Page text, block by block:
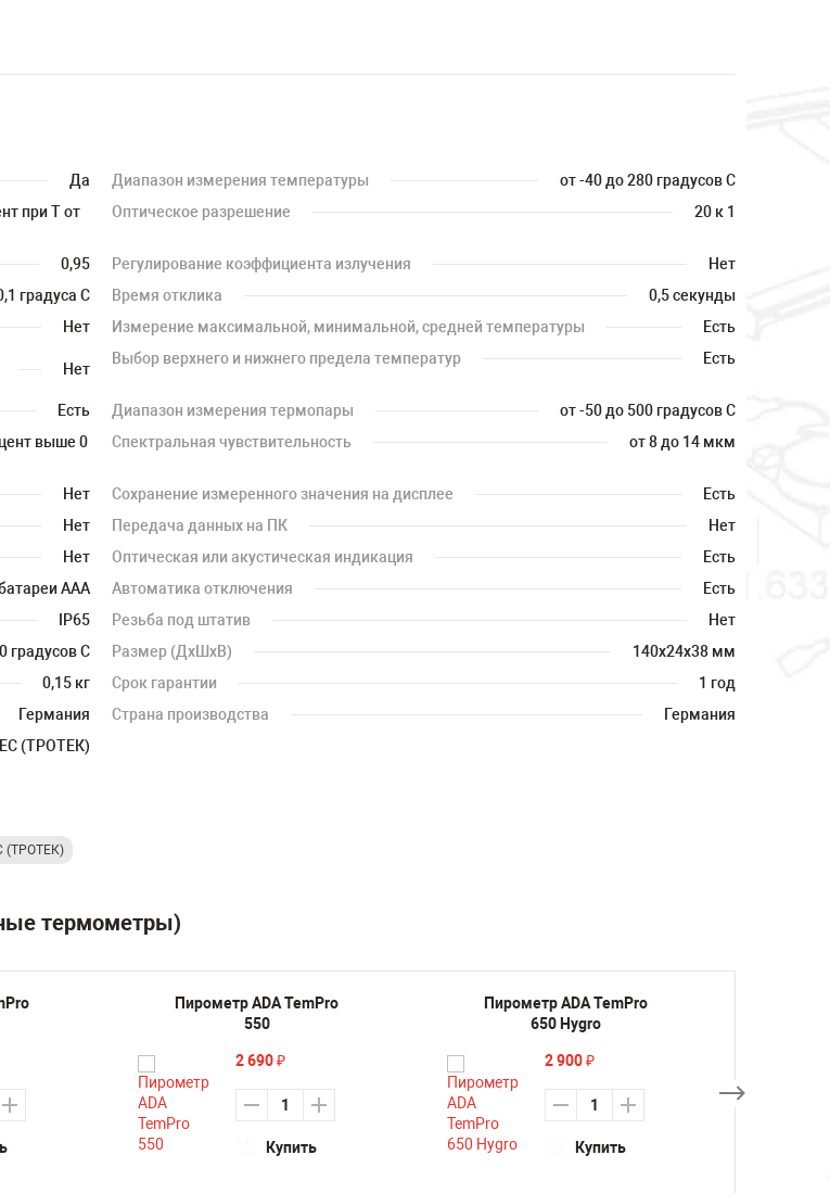
Да Диапазон измерения температуры
от -40 до 280 градусов С
при T от
Оптическое разрешение 20 к 1
0,95 Регулирование коэффициента излучения
Нет
градуса С Время отклика
0,5 секунды
Нет Измерение максимальной, минимальной, средней температуры
Есть
Нет
Выбор верхнего и нижнего предела температур Есть
Есть Диапазон измерения термопары
от -50 до 500 градусов С
выше 0
Спектральная чувствительность от 8 до 14 мкм
Нет Сохранение измеренного значения на дисплее
Есть
Нет Передача данных на ПК
Нет
Нет Оптическая или акустическая индикация
Есть
ААА Автоматика отключения
Есть
IP65 Резьба под штатив
Нет
градусов С Размер (ДхШхВ)
140х24х38 мм
0,15 кг Срок гарантии
1 год
Германия Страна производства
Германия
(ТРОТЕК)
(ТРОТЕК)
термометры)
Пирометр ADA TemPro
550
2 690 ₽
Купить
Пирометр ADA TemPro
650 Hygro
2 900 ₽
Купить